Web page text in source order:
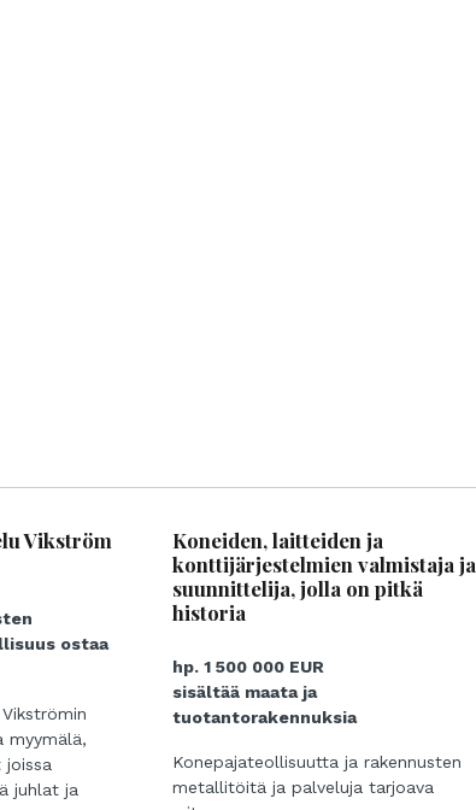
Vikström
ostaa
myymälä,
joissa
juhlat ja
Koneiden, laitteiden ja
konttijärjestelmien valmistaja ja
suunnittelija, jolla on pitkä
historia
hp. 1 500 000 EUR
sisältää maata ja
tuotantorakennuksia
Konepajateollisuutta ja rakennusten
metallitöitä ja palveluja tarjoava